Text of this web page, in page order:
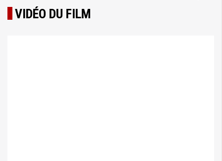
VIDÉO DU FILM